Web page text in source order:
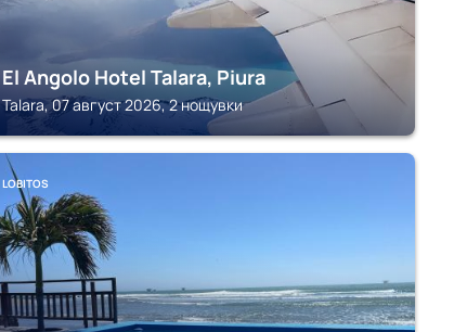
El Angolo Hotel Talara, Piura
Talara, 07 август 2026, 2 нощувки
LOBITOS